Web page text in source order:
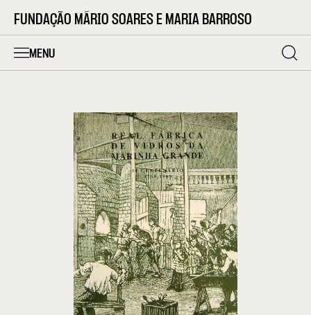
FUNDAÇÃO MÁRIO SOARES E MARIA BARROSO
MENU